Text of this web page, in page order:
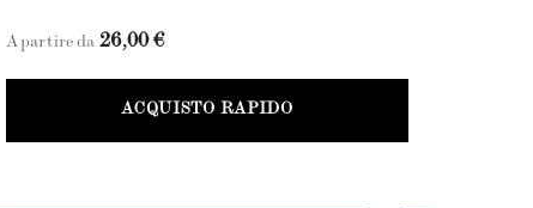
A partire da 26,00 €
ACQUISTO RAPIDO